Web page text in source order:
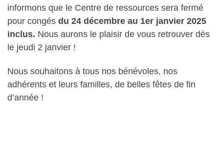
informons que le Centre de ressources sera fermé
pour congés du 24 décembre au 1er janvier 2025
inclus. Nous aurons le plaisir de vous retrouver dès
le jeudi 2 janvier !
Nous souhaitons à tous nos bénévoles, nos
adhérents et leurs familles, de belles fêtes de fin
d’année !